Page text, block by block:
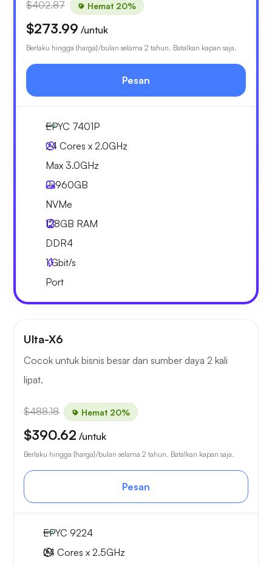
$402.87 Hemat 20%
$273.99 /untuk
Berlaku hingga {harga}/bulan selama 2 tahun. Batalkan kapan saja.
Pesan
EPYC 7401P
24 Cores x 2.0GHz
Max 3.0GHz
2x960GB
NVMe
128GB RAM
DDR4
1Gbit/s
Port
Ulta-X6
Cocok untuk bisnis besar dan sumber daya 2 kali
lipat.
$488.18 Hemat 20%
$390.62 /untuk
Berlaku hingga {harga}/bulan selama 2 tahun. Batalkan kapan saja.
Pesan
EPYC 9224
24 Cores x 2.5GHz